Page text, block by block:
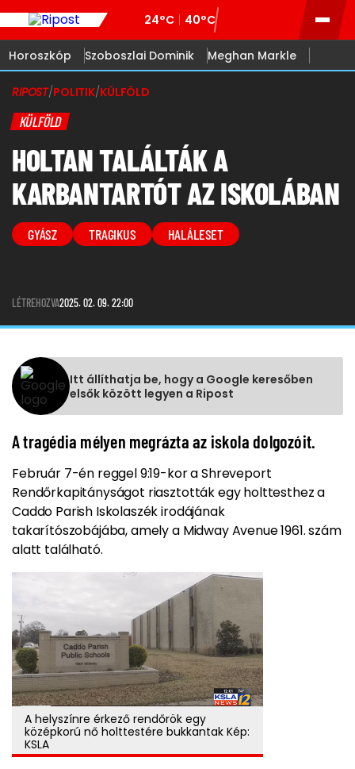
24°C 40°C
Horoszkóp Szoboszlai Dominik Meghan Markle
RIPOST/POLITIK/KÜLFÖLD
KÜLFÖLD
HOLTAN TALÁLTÁK A
KARBANTARTÓT AZ ISKOLÁBAN
GYÁSZ TRAGIKUS HALÁLESET
LÉTREHOZVA2025. 02. 09. 22:00
Itt állíthatja be, hogy a Google keresőben
elsők között legyen a Ripost
A tragédia mélyen megrázta az iskola dolgozóit.
Február 7-én reggel 9:19-kor a Shreveport
Rendőrkapitányságot riasztották egy holttesthez a
Caddo Parish Iskolaszék irodájának
takarítószobájába, amely a Midway Avenue 1961. szám
alatt található.
A helyszínre érkező rendőrök egy
középkorú nő holttestére bukkantak Kép:
KSLA